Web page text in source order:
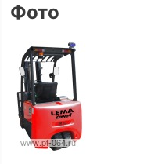
Фото